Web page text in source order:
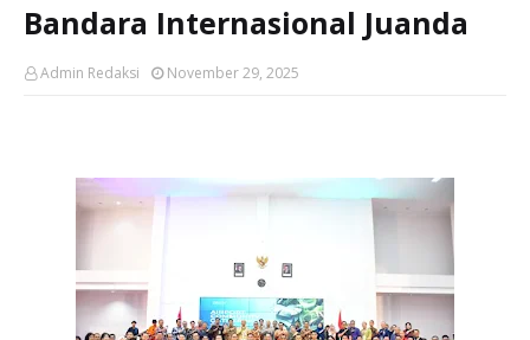
Bandara Internasional Juanda ‎
Admin Redaksi November 29, 2025